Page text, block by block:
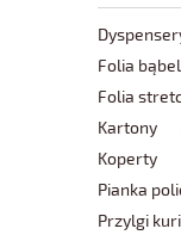
Folia
Folia
Kartony
Koperty
Pianka
Przylgi